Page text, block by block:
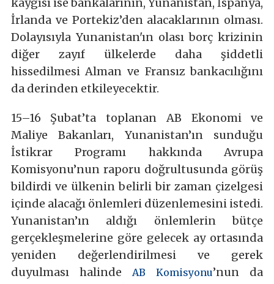
kaygısı ise bankalarının, Yunanistan, İspanya,
İrlanda ve Portekiz’den alacaklarının olması.
Dolayısıyla Yunanistan'ın olası borç krizinin
diğer zayıf ülkelerde daha şiddetli
hissedilmesi Alman ve Fransız bankacılığını
da derinden etkileyecektir.
15–16 Şubat’ta toplanan AB Ekonomi ve
Maliye Bakanları, Yunanistan’ın sunduğu
İstikrar Programı hakkında Avrupa
Komisyonu’nun raporu doğrultusunda görüş
bildirdi ve ülkenin belirli bir zaman çizelgesi
içinde alacağı önlemleri düzenlemesini istedi.
Yunanistan’ın aldığı önlemlerin bütçe
gerçekleşmelerine göre gelecek ay ortasında
yeniden değerlendirilmesi ve gerek
duyulması halinde AB Komisyonu’nun da